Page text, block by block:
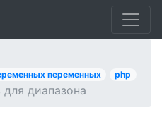
переменных php
для диапазона